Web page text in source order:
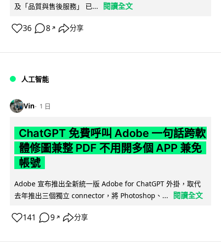
及「品質與售後服務」 已...
閱讀全文
36 8 ↗ 分享
人工智能
Vin 1 日
ChatGPT 免費呼叫 Adobe 一句話跨軟
體修圖兼整 PDF 不用開多個 APP 兼免
帳號
Adobe 宣布推出全新統一版 Adobe for ChatGPT 外掛，取代
去年推出三個獨立 connector，將 Photoshop、...
閱讀全文
141 9 ↗ 分享